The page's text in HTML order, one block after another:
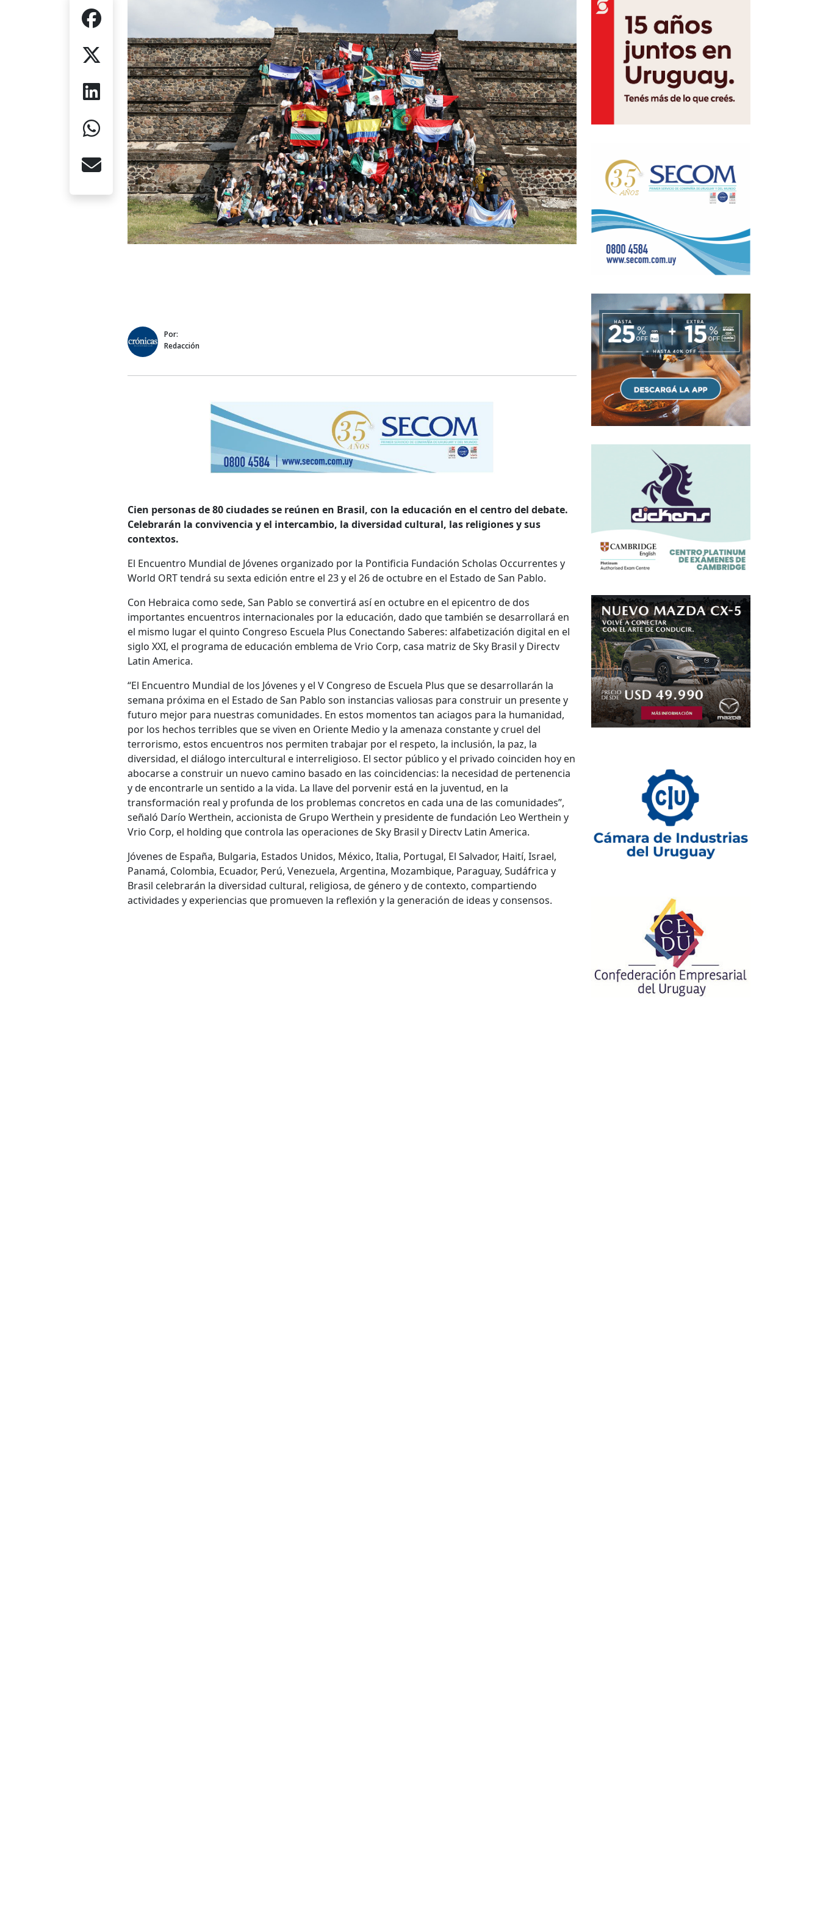
Por:
Redacción
Cien personas de 80 ciudades se reúnen en Brasil, con la educación en el centro del debate.
Celebrarán la convivencia y el intercambio, la diversidad cultural, las religiones y sus
contextos.
El Encuentro Mundial de Jóvenes organizado por la Pontificia Fundación Scholas Occurrentes y
World ORT tendrá su sexta edición entre el 23 y el 26 de octubre en el Estado de San Pablo.
Con Hebraica como sede, San Pablo se convertirá así en octubre en el epicentro de dos
importantes encuentros internacionales por la educación, dado que también se desarrollará en
el mismo lugar el quinto Congreso Escuela Plus Conectando Saberes: alfabetización digital en el
siglo XXI, el programa de educación emblema de Vrio Corp, casa matriz de Sky Brasil y Directv
Latin America.
“El Encuentro Mundial de los Jóvenes y el V Congreso de Escuela Plus que se desarrollarán la
semana próxima en el Estado de San Pablo son instancias valiosas para construir un presente y
futuro mejor para nuestras comunidades. En estos momentos tan aciagos para la humanidad,
por los hechos terribles que se viven en Oriente Medio y la amenaza constante y cruel del
terrorismo, estos encuentros nos permiten trabajar por el respeto, la inclusión, la paz, la
diversidad, el diálogo intercultural e interreligioso. El sector público y el privado coinciden hoy en
abocarse a construir un nuevo camino basado en las coincidencias: la necesidad de pertenencia
y de encontrarle un sentido a la vida. La llave del porvenir está en la juventud, en la
transformación real y profunda de los problemas concretos en cada una de las comunidades”,
señaló Darío Werthein, accionista de Grupo Werthein y presidente de fundación Leo Werthein y
Vrio Corp, el holding que controla las operaciones de Sky Brasil y Directv Latin America.
Jóvenes de España, Bulgaria, Estados Unidos, México, Italia, Portugal, El Salvador, Haití, Israel,
Panamá, Colombia, Ecuador, Perú, Venezuela, Argentina, Mozambique, Paraguay, Sudáfrica y
Brasil celebrarán la diversidad cultural, religiosa, de género y de contexto, compartiendo
actividades y experiencias que promueven la reflexión y la generación de ideas y consensos.